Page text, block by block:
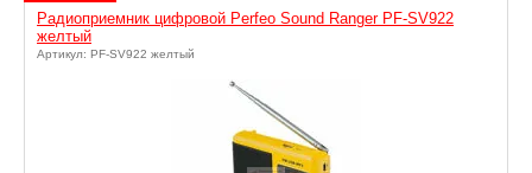
Радиоприемник цифровой Perfeo Sound Ranger PF-SV922
желтый
Артикул: PF-SV922 желтый